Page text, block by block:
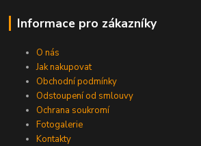
Informace pro zákazníky
O nás
Jak nakupovat
Obchodní podmínky
Odstoupení od smlouvy
Ochrana soukromí
Fotogalerie
Kontakty